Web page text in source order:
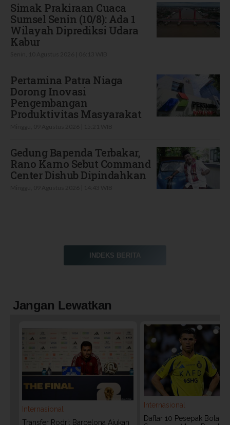
Simak Prakiraan Cuaca
Sumsel Senin (10/8): Ada 1
Wilayah Diprediksi Udara
Kabur
Pertamina Patra Niaga
Dorong Inovasi
Pengembangan
Produktivitas Masyarakat
Gedung Bapenda Terbakar,
Rano Karno Sebut Command
Center Dishub Dipindahkan
INDEKS BERITA
Jangan Lewatkan
Internasional
Transfer Rodri: Barcelona Ajukan
Internasional
Daftar 10 Pesepak Bola